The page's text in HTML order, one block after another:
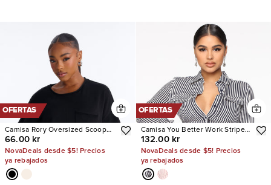
OFERTAS
Camisa Rory Oversized Scoop
Neck T
66.00 kr
NovaDeals desde $5! Precios
ya rebajados
OFERTAS
Camisa You Better Work Striped
II132.00 kr
NovaDeals desde $5! Precios
ya rebajados